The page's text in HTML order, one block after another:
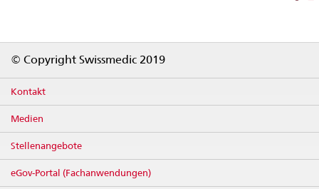
© Copyright Swissmedic 2019
Kontakt
Medien
Stellenangebote
eGov-Portal (Fachanwendungen)